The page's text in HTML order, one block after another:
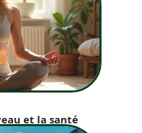
et la santé